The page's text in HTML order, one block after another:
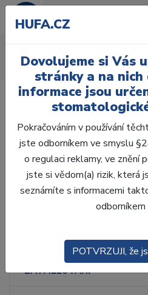
Úvod Laboratoř
Laboratoř
ZHOTOVENÍ MODELŮ
VOSKOVÁ MODELACE
CAD/CAM
ZATMELOVÁNÍ
HUFA.CZ
Dovolujeme si Vás
stránky a na nich
informace jsou
Pokračováním v používání
jste odborníkem ve smyslu
o regulaci reklamy, ve znění
jste si vědom(a) rizik, která
seznámíte s informacemi
POTVRZUJI, že